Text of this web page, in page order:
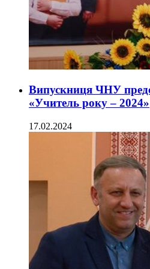
Випускниця ЧНУ
«Учитель року – 2024»
17.02.2024